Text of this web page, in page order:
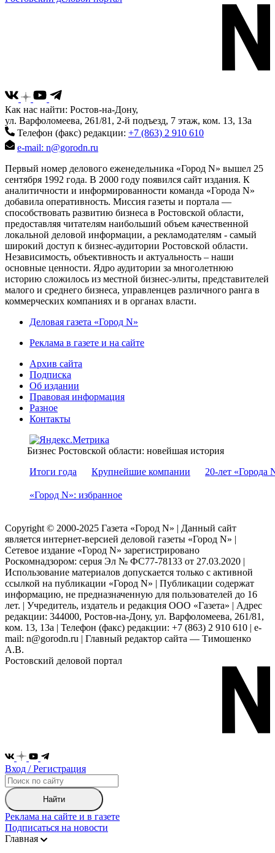
Как нас найти: Ростов-на-Дону,
ул. Варфоломеева, 261/81, 2-й подъезд, 7 этаж, ком. 13, 13а
Телефон (факс) редакции: +7 (863) 2 910 610
e-mail: n@gorodn.ru
Первый номер делового еженедельника «Город N» вышел 25
сентября 1992 года. В 2000 году появился сайт издания. К
аналитичности и информированности команда «Города N»
добавила оперативность. Миссия газеты и портала —
способствовать развитию бизнеса в Ростовской области,
предоставляя читателям наибольший объем качественной
локальной деловой информации, а рекламодателям - самый
широкий доступ к бизнес-аудитории Ростовской области.
Независимость, объективность и актуальность – наши
основные ценности. Ядро аудитории за многолетнюю
историю сложилось из местной бизнес-элиты, представителей
малого и среднего бизнеса, управленцев различного ранга в
коммерческих компаниях и в органах власти.
Деловая газета «Город N»
Реклама в газете и на сайте
Архив сайта
Подписка
Об издании
Правовая информация
Разное
Контакты
Бизнес Ростовской области: новейшая история
Итоги года
Крупнейшие компании 20-лет «Города
«Город N»: избранное
Copyright © 2000-2025 Газета «Город N» | Данный сайт
является интернет-версией деловой газеты «Город N» |
Сетевое издание «Город N» зарегистрировано
Роскомнадзором: серuя Эл № ФС77-78133 от 27.03.2020 |
Использование материалов допускается только с активной
ссылкой на публикации «Город N» | Публикации содержат
информацию, не предназначенную для пользователей до 16
лет. | Учредитель, издатель и редакция ООО «Газета» | Адрес
редакции: 344000, Ростов-на-Дону, ул. Варфоломеева, 261/81,
ком. 13, 13а | Телефон (факс) редакции: +7 (863) 2 910 610 | e-
mail: n@gorodn.ru | Главный редактор сайта — Тимошенко
А.В.
Ростовский деловой портал
Вход / Регистрация
Найти
Реклама на сайте и в газете
Подписаться на новости
Главная